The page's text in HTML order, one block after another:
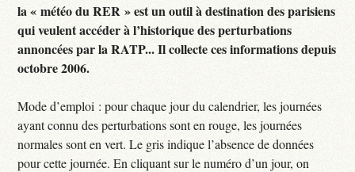
la « météo du RER » est un outil à destination des parisiens
qui veulent accéder à l’historique des perturbations
annoncées par la RATP... Il collecte ces informations depuis
octobre 2006.
Mode d’emploi : pour chaque jour du calendrier, les journées
ayant connu des perturbations sont en rouge, les journées
normales sont en vert. Le gris indique l’absence de données
pour cette journée. En cliquant sur le numéro d’un jour, on